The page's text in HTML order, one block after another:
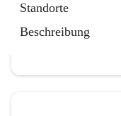
Standorte
Beschreibung